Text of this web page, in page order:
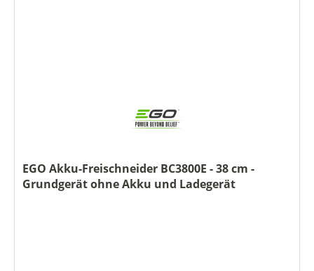
EGO Akku-Freischneider BC3800E - 38 cm -
Grundgerät ohne Akku und Ladegerät